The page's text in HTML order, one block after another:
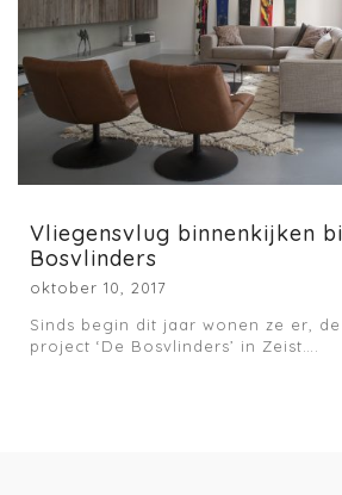
Vliegensvlug binnenkijken
Bosvlinders
oktober 10, 2017
Sinds begin dit jaar wonen ze er,
project ‘De Bosvlinders’ in Zeist….